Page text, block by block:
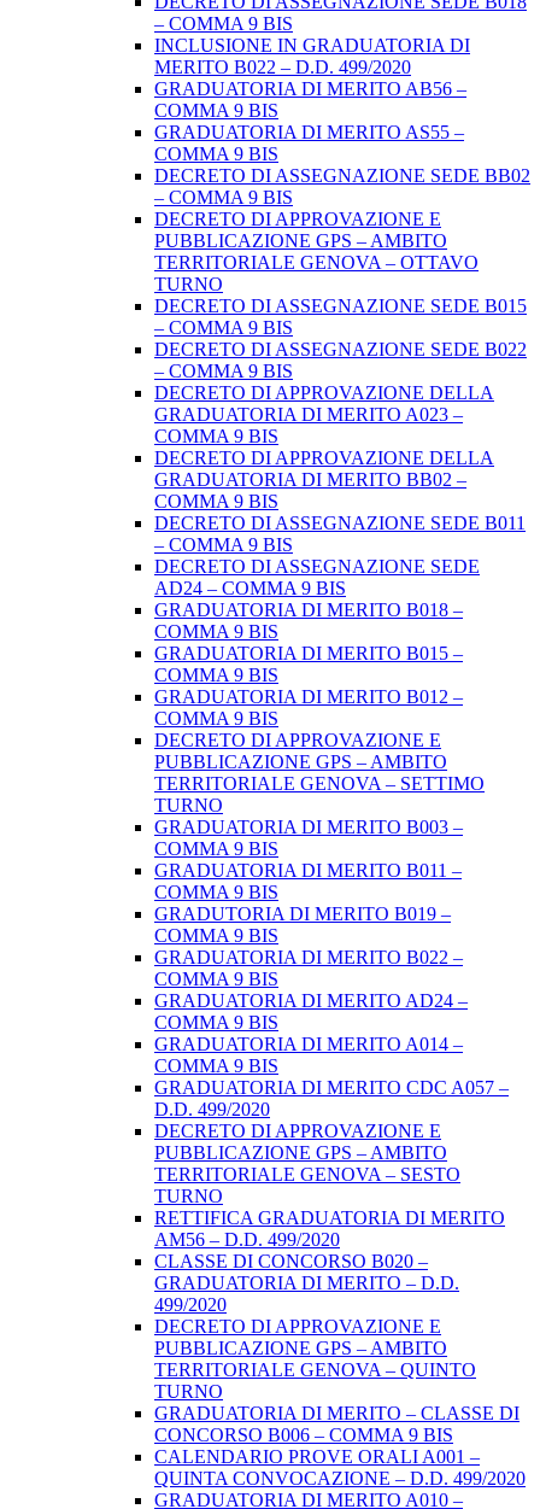
– COMMA 9 BIS
INCLUSIONE IN GRADUATORIA DI
MERITO B022 – D.D. 499/2020
GRADUATORIA DI MERITO AB56 –
COMMA 9 BIS
GRADUATORIA DI MERITO AS55 –
COMMA 9 BIS
DECRETO DI ASSEGNAZIONE SEDE BB02
– COMMA 9 BIS
DECRETO DI APPROVAZIONE E
PUBBLICAZIONE GPS – AMBITO
TERRITORIALE GENOVA – OTTAVO
TURNO
DECRETO DI ASSEGNAZIONE SEDE B015
– COMMA 9 BIS
DECRETO DI ASSEGNAZIONE SEDE B022
– COMMA 9 BIS
DECRETO DI APPROVAZIONE DELLA
GRADUATORIA DI MERITO A023 –
COMMA 9 BIS
DECRETO DI APPROVAZIONE DELLA
GRADUATORIA DI MERITO BB02 –
COMMA 9 BIS
DECRETO DI ASSEGNAZIONE SEDE B011
– COMMA 9 BIS
DECRETO DI ASSEGNAZIONE SEDE
AD24 – COMMA 9 BIS
GRADUATORIA DI MERITO B018 –
COMMA 9 BIS
GRADUATORIA DI MERITO B015 –
COMMA 9 BIS
GRADUATORIA DI MERITO B012 –
COMMA 9 BIS
DECRETO DI APPROVAZIONE E
PUBBLICAZIONE GPS – AMBITO
TERRITORIALE GENOVA – SETTIMO
TURNO
GRADUATORIA DI MERITO B003 –
COMMA 9 BIS
GRADUATORIA DI MERITO B011 –
COMMA 9 BIS
GRADUTORIA DI MERITO B019 –
COMMA 9 BIS
GRADUATORIA DI MERITO B022 –
COMMA 9 BIS
GRADUATORIA DI MERITO AD24 –
COMMA 9 BIS
GRADUATORIA DI MERITO A014 –
COMMA 9 BIS
GRADUATORIA DI MERITO CDC A057 –
D.D. 499/2020
DECRETO DI APPROVAZIONE E
PUBBLICAZIONE GPS – AMBITO
TERRITORIALE GENOVA – SESTO
TURNO
RETTIFICA GRADUATORIA DI MERITO
AM56 – D.D. 499/2020
CLASSE DI CONCORSO B020 –
GRADUATORIA DI MERITO – D.D.
499/2020
DECRETO DI APPROVAZIONE E
PUBBLICAZIONE GPS – AMBITO
TERRITORIALE GENOVA – QUINTO
TURNO
GRADUATORIA DI MERITO – CLASSE DI
CONCORSO B006 – COMMA 9 BIS
CALENDARIO PROVE ORALI A001 –
QUINTA CONVOCAZIONE – D.D. 499/2020
GRADUATORIA DI MERITO A010 –